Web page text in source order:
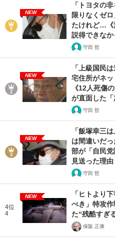
NEW
「トヨタの
限りなくゼ
たけれど…《
説得できなか
守田 哲
NEW
「上級国民
宅住所がネ
《12人死傷
が直面した「
守田 哲
NEW
「飯塚幸三
は間違いだ
部が「自民
見送った理由
守田 哲
4位
4
NEW
「ヒトより
べき」特攻
た“残酷すぎ
保阪 正康